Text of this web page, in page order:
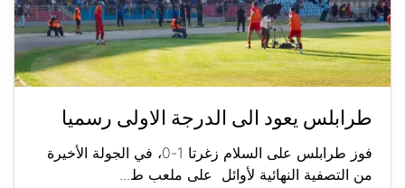
طرابلس يعود الى الدرجة الاولى رسميا
فوز طرابلس على السلام زغرتا 1-0، في الجولة الأخيرة
من التصفية النهائية لأوائل على ملعب ط...